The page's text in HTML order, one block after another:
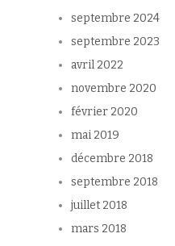
septembre 2024
septembre 2023
avril 2022
novembre 2020
février 2020
mai 2019
décembre 2018
septembre 2018
juillet 2018
mars 2018